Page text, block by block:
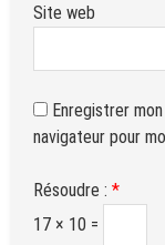
Site web
Enregistrer
navigateur pour
Résoudre : *
17 × 10 =